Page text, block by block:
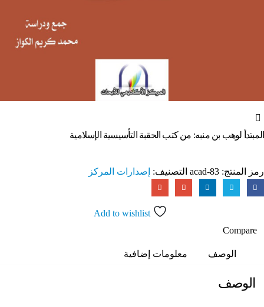
المبتدأ لوهب بن منبه: من كتب الحقبة التأسيسية الإسلامية
رمز المنتج: acad-83 التصنيف: إصدارات المركز
Add to wishlist
Compare
الوصف معلومات إضافية
الوصف